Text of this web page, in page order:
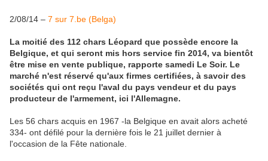
2/08/14 – 7 sur 7.be (Belga)
La moitié des 112 chars Léopard que possède encore la
Belgique, et qui seront mis hors service fin 2014, va bientôt
être mise en vente publique, rapporte samedi Le Soir. Le
marché n'est réservé qu'aux firmes certifiées, à savoir des
sociétés qui ont reçu l'aval du pays vendeur et du pays
producteur de l'armement, ici l'Allemagne.
Les 56 chars acquis en 1967 -la Belgique en avait alors acheté
334- ont défilé pour la dernière fois le 21 juillet dernier à
l'occasion de la Fête nationale.